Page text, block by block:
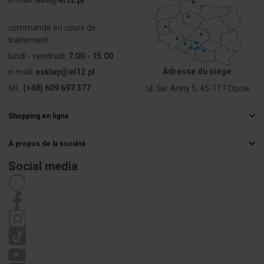
montażu
śruba
Wysokość 43 mm
izolacyjna
dotykiem
commande en cours de
traitement:
lundi - vendredi: 7:00 - 15:00
e-mail: esklep@el12.pl
tél.: (+48) 609 697 377
Adresse du siège:
ul. Św. Anny 5, 45-117 Opole
Shopping en ligne
Méthodes de livraison
Paiements
À propos de la société
Carrière
Social media